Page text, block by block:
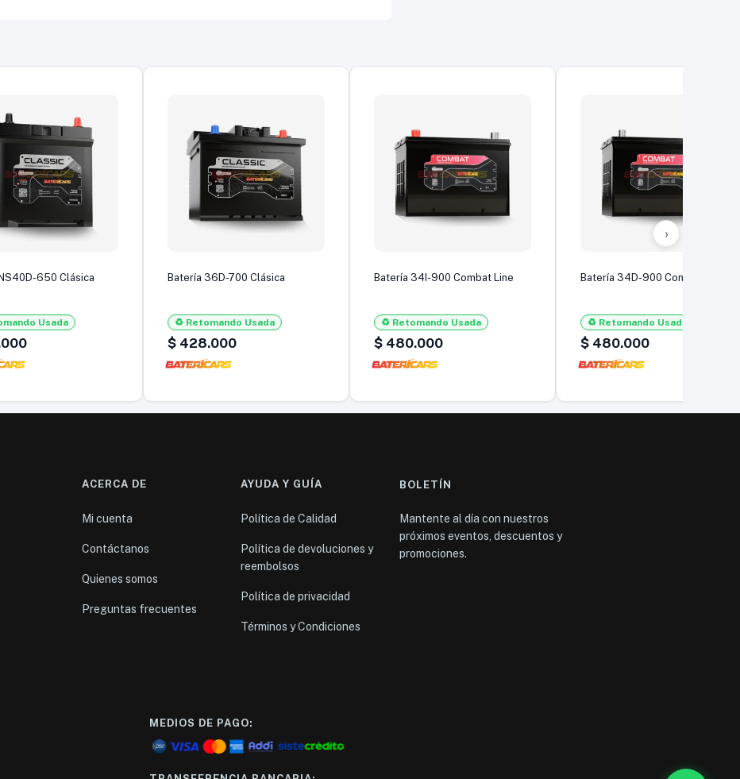
650 Clásica
Usada
Batería 36D-700 Clásica
♻️ Retomando Usada
$ 428.000
Batería 34I-900 Combat Line
♻️ Retomando Usada
$ 480.000
Batería 34D-900 Combat Line
♻️ Retomando Usada
$ 480.000
›
ACERCA DE
Mi cuenta
Contáctanos
Quienes somos
Preguntas frecuentes
AYUDA Y GUÍA
Política de Calidad
Política de devoluciones y
reembolsos
Política de privacidad
Términos y Condiciones
BOLETÍN
Mantente al día con nuestros
próximos eventos, descuentos y
promociones.
MEDIOS DE PAGO: